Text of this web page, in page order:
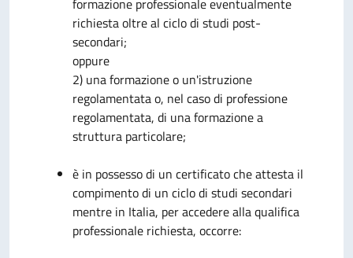
formazione professionale eventualmente
richiesta oltre al ciclo di studi post-
secondari;
oppure
2) una formazione o un'istruzione
regolamentata o, nel caso di professione
regolamentata, di una formazione a
struttura particolare;
è in possesso di un certificato che attesta il
compimento di un ciclo di studi secondari
mentre in Italia, per accedere alla qualifica
professionale richiesta, occorre: